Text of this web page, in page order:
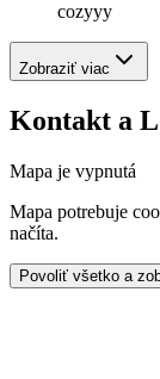
cozyyy
Zobraziť viac
Kontakt a
Mapa je vypnutá
Mapa potrebuje
načíta.
Povoliť všetko a